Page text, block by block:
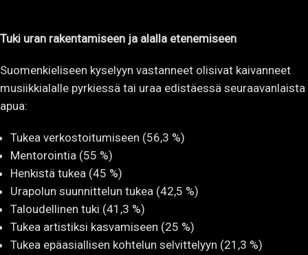
Tuki uran rakentamiseen ja alalla etenemiseen
Suomenkieliseen kyselyyn vastanneet olisivat kaivanneet
musiikkialalle pyrkiessä tai uraa edistäessä seuraavanlaista
apua:
Tukea verkostoitumiseen (56,3 %)
Mentorointia (55 %)
Henkistä tukea (45 %)
Urapolun suunnittelun tukea (42,5 %)
Taloudellinen tuki (41,3 %)
Tukea artistiksi kasvamiseen (25 %)
Tukea epäasiallisen kohtelun selvittelyyn (21,3 %)